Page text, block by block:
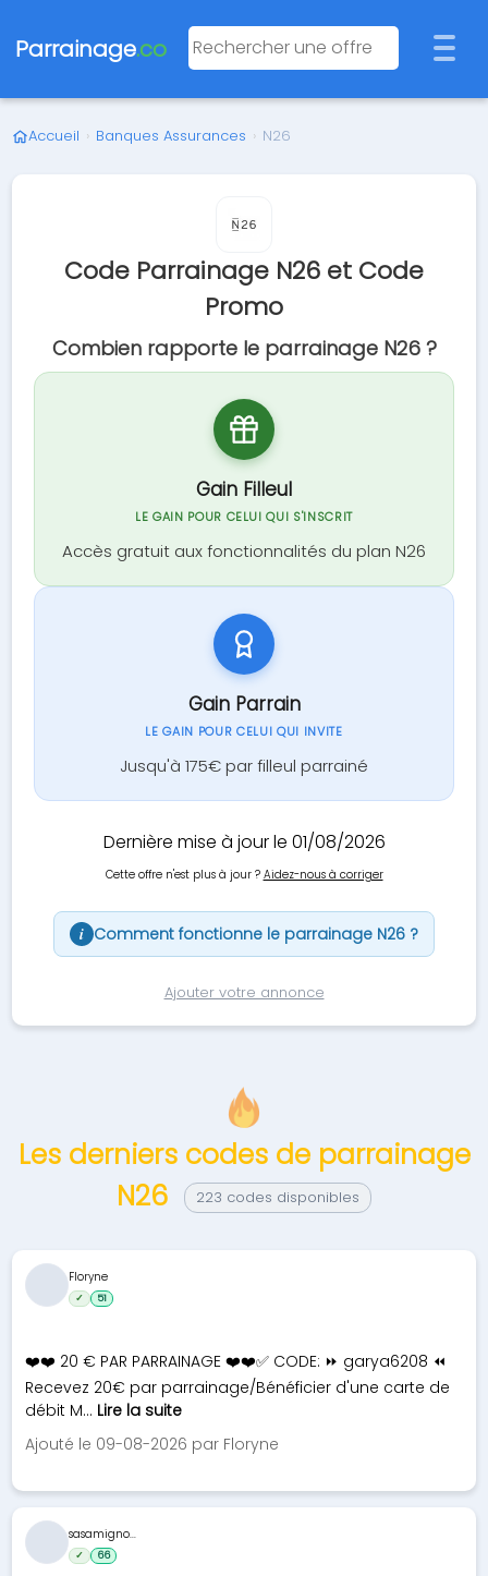
Parrainage.co
Accueil › Banques Assurances › N26
Code Parrainage N26 et Code
Promo
Combien rapporte le parrainage N26 ?
Gain Filleul
LE GAIN POUR CELUI QUI S'INSCRIT
Accès gratuit aux fonctionnalités du plan N26
Gain Parrain
LE GAIN POUR CELUI QUI INVITE
Jusqu'à 175€ par filleul parrainé
Dernière mise à jour le 01/08/2026
Cette offre n'est plus à jour ? Aidez-nous à corriger
i Comment fonctionne le parrainage N26 ?
Ajouter votre annonce
Les derniers codes de parrainage
N26
223 codes disponibles
❤️❤️ 20 € PAR PARRAINAGE ❤️❤️✅ CODE: ⏩ garya6208 ⏪
Recevez 20€ par parrainage/Bénéficier d'une carte de
débit M... Lire la suite
Ajouté le 09-08-2026 par Floryne
Floryne
✓ 51
sasamigno...
✓ 66